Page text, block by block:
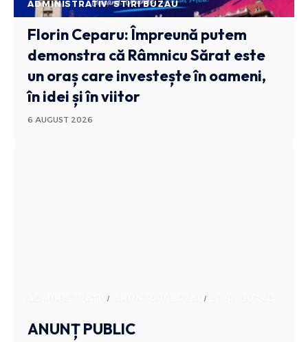
ADMINISTRATIV STIRI BUZAU
Florin Ceparu: Împreună putem
demonstra că Râmnicu Sărat este
un oraș care investește în oameni,
în idei și în viitor
6 AUGUST 2026
ADMINISTRATIV ANUNTURI BUZAU
ANUNȚ PUBLIC